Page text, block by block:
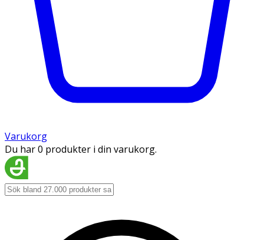
Varukorg
Du har 0 produkter i din varukorg.